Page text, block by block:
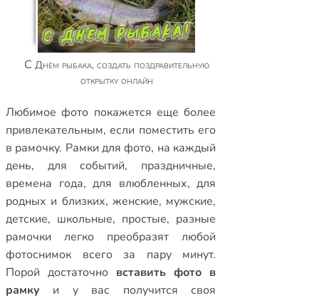
С Днём рыбака, создать поздравительную
открытку онлайн
Любимое фото покажется еще более
привлекательным, если поместить его
в рамочку. Рамки для фото, на каждый
день, для событий, праздничные,
времена года,для влюбленных,для
родных и близких, женские, мужские,
детские, школьные, простые, разные
рамочки легко преобразят любой
фотоснимок всего за пару минут.
Порой достаточно вставить фото в
рамку и у вас получится своя